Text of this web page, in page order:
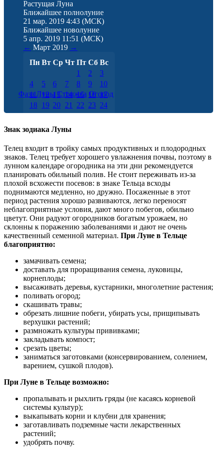
Растущая Луна
Ближайшее полнолуние
21 мар. 2019 4:43 (МСК)
Ближайшее новолуние
5 апр. 2019 11:51 (МСК)
← Март 2019 →
Пн Вт Ср Чт Пт Сб Вс
1
2
3
4
5 6 7 8 9
10
11 12 13 14 15 16 17
18 19 20 21 22 23 24
25 26 27 28 29 30
31
Фаза Луны Стрижка Огород
Знак зодиака Луны
Телец входит в тройку самых продуктивных и плодородных
знаков. Телец требует хорошего увлажнения почвы, поэтому в
лунном календаре огородника на эти дни рекомендуется
планировать обильный полив. Не стоит переживать из-за
плохой всхожести посевов: в знаке Тельца всходы
поднимаются медленно, но дружно. Посаженные в этот
период растения хорошо развиваются, легко переносят
неблагоприятные условия, дают много побегов, обильно
цветут. Они радуют огородников богатым урожаем, но
склонны к поражению заболеваниями и дают не очень
качественный семенной материал. При Луне в Тельце
благоприятно:
замачивать семена;
доставать для проращивания семена, луковицы,
корнеплоды;
высаживать деревья, кустарники, многолетние растения;
поливать огород;
скашивать травы;
обрезать лишние побеги, убирать усы, прищипывать
верхушки растений;
размножать культуры прививками;
закладывать компост;
срезать цветы;
заниматься заготовками (консервированием, солением,
варением, сушкой плодов).
При Луне в Тельце возможно:
пропалывать и рыхлить гряды (не касаясь корневой
системы культур);
выкапывать корни и клубни для хранения;
заготавливать подземные части лекарственных
растений;
удобрять почву.